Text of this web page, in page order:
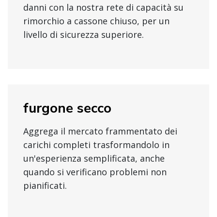
danni con la nostra rete di capacità su
rimorchio a cassone chiuso, per un
livello di sicurezza superiore.
furgone secco
Aggrega il mercato frammentato dei
carichi completi trasformandolo in
un'esperienza semplificata, anche
quando si verificano problemi non
pianificati.